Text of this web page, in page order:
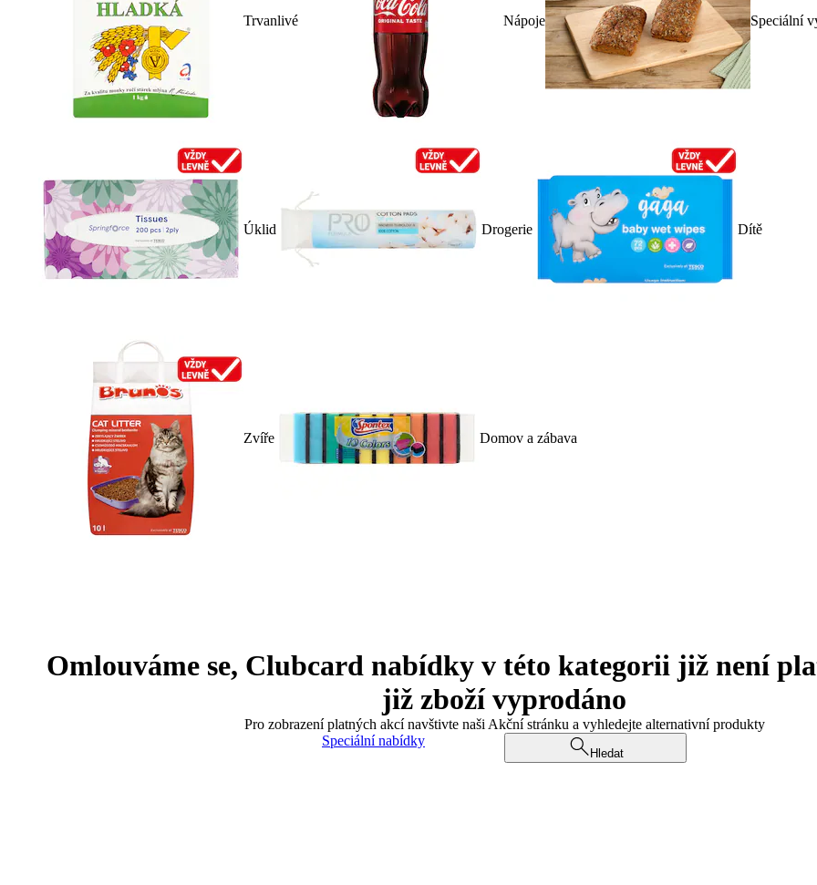
Trvanlivé Nápoje Speciální
Úklid Drogerie Dítě
Zvíře Domov a zábava
Omlouváme se, Clubcard nabídky v této kategorii již není
již zboží vyprodáno
Pro zobrazení platných akcí navštivte naši Akční stránku a vyhledejte alternativní produkty
Speciální nabídky
Hledat